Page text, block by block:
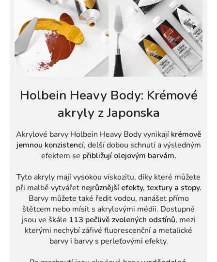
Holbein Heavy Body: Krémové
akryly z Japonska
Akrylové barvy Holbein Heavy Body vynikají krémově
jemnou konzistencí, delší dobou schnutí a výsledným
efektem se přibližují olejovým barvám.
Tyto akryly mají vysokou viskozitu, díky které můžete
při malbě vytvářet nejrůznější efekty, textury a stopy.
Barvy můžete také ředit vodou, nanášet přímo
štětcem nebo mísit s akrylovými médii. Dostupné
jsou ve škále 113 pečlivě zvolených odstínů, mezi
kterými nechybí zářivé fluorescenční a metalické
barvy i barvy s perleťovými efekty.